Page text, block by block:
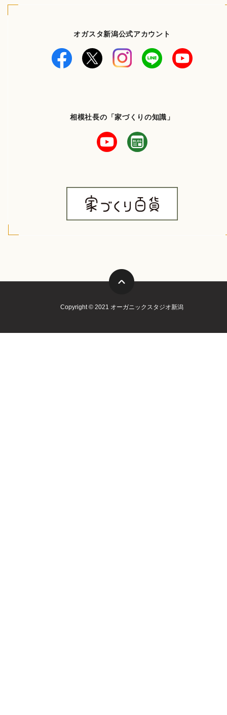
オガスタ新潟公式アカウント
相模社長の「家づくりの知識」
Copyright © 2021 オーガニックスタジオ新潟